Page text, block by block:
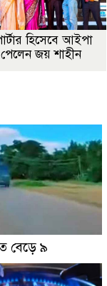
হিসেবে আইপা
পেলেন জয় শাহীন
বেড়ে ৯